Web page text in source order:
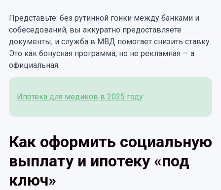
Представьте: без рутинной гонки между банками и
собеседований, вы аккуратно предоставляете
документы, и служба в МВД помогает снизить ставку.
Это как бонусная программа, но не рекламная — а
официальная.
Ипотека для медиков в 2025 году
Как оформить социальную
выплату и ипотеку «под
ключ»